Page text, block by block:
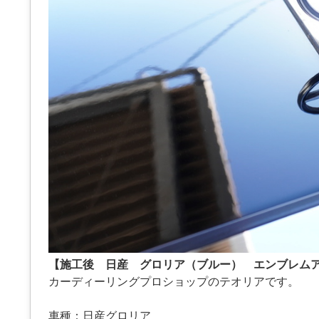
【施工後 日産 グロリア（ブルー） エンブレム
カーディーリングプロショップのテオリアです。
車種：日産グロリア